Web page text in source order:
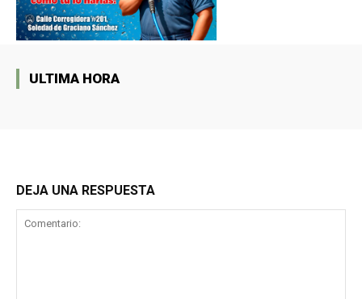
ULTIMA HORA
DEJA UNA RESPUESTA